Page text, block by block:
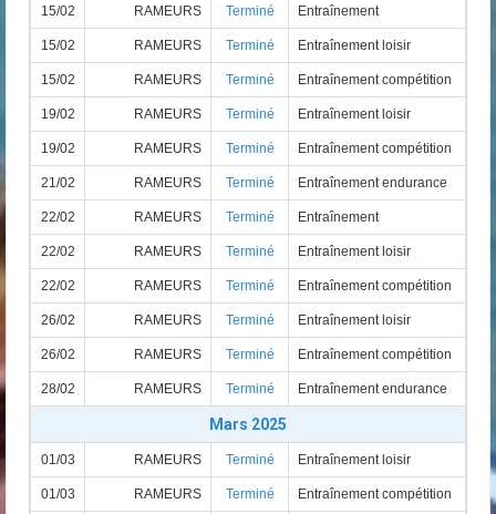
15/02 RAMEURS Terminé Entraînement
15/02 RAMEURS Terminé Entraînement loisir
15/02 RAMEURS Terminé Entraînement compétition
19/02 RAMEURS Terminé Entraînement loisir
19/02 RAMEURS Terminé Entraînement compétition
21/02 RAMEURS Terminé Entraînement endurance
22/02 RAMEURS Terminé Entraînement
22/02 RAMEURS Terminé Entraînement loisir
22/02 RAMEURS Terminé Entraînement compétition
26/02 RAMEURS Terminé Entraînement loisir
26/02 RAMEURS Terminé Entraînement compétition
28/02 RAMEURS Terminé Entraînement endurance
Mars 2025
01/03 RAMEURS Terminé Entraînement loisir
01/03 RAMEURS Terminé Entraînement compétition